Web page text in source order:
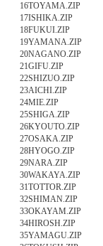
16TOYAMA.ZIP
17ISHIKA.ZIP
18FUKUI.ZIP
19YAMANA.ZIP
20NAGANO.ZIP
21GIFU.ZIP
22SHIZUO.ZIP
23AICHI.ZIP
24MIE.ZIP
25SHIGA.ZIP
26KYOUTO.ZIP
27OSAKA.ZIP
28HYOGO.ZIP
29NARA.ZIP
30WAKAYA.ZIP
31TOTTOR.ZIP
32SHIMAN.ZIP
33OKAYAM.ZIP
34HIROSH.ZIP
35YAMAGU.ZIP